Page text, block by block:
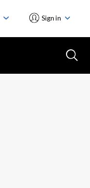
Sign in